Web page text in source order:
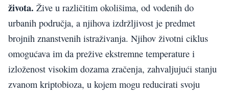
života. Žive u različitim okolišima, od vodenih do
urbanih područja, a njihova izdržljivost je predmet
brojnih znanstvenih istraživanja. Njihov životni ciklus
omogućava im da prežive ekstremne temperature i
izloženost visokim dozama zračenja, zahvaljujući stanju
zvanom kriptobioza, u kojem mogu reducirati svoju